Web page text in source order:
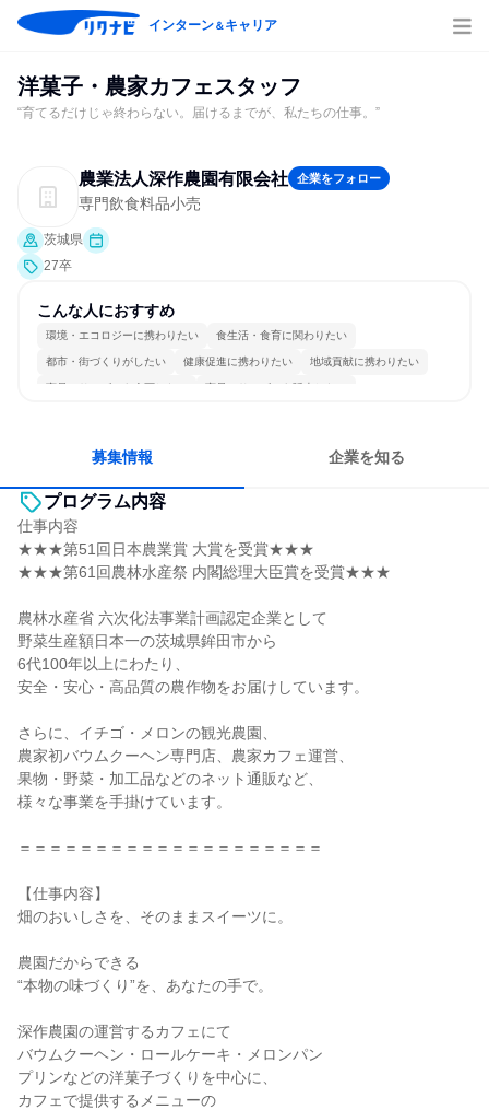
インターン＆キャリア
洋菓子・農家カフェスタッフ
“育てるだけじゃ終わらない。届けるまでが、私たちの仕事。”
農業法人深作農園有限会社 企業をフォロー
専門飲食料品小売
茨城県
27卒
こんな人におすすめ
環境・エコロジーに携わりたい 食生活・食育に関わりたい
都市・街づくりがしたい 健康促進に携わりたい 地域貢献に携わりたい
商品・サービスを企画したい 商品・サービスを販売したい
募集情報 企業を知る
プログラム内容
仕事内容
★★★第51回日本農業賞 大賞を受賞★★★
★★★第61回農林水産祭 内閣総理大臣賞を受賞★★★
農林水産省 六次化法事業計画認定企業として
野菜生産額日本一の茨城県鉾田市から
6代100年以上にわたり、
安全・安心・高品質の農作物をお届けしています。
さらに、イチゴ・メロンの観光農園、
農家初バウムクーヘン専門店、農家カフェ運営、
果物・野菜・加工品などのネット通販など、
様々な事業を手掛けています。
＝＝＝＝＝＝＝＝＝＝＝＝＝＝＝＝＝＝＝＝
【仕事内容】
畑のおいしさを、そのままスイーツに。
農園だからできる
“本物の味づくり”を、あなたの手で。
深作農園の運営するカフェにて
バウムクーヘン・ロールケーキ・メロンパン
プリンなどの洋菓子づくりを中心に、
カフェで提供するメニューの